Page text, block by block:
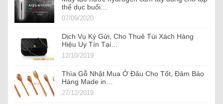
thể dục buổi…
07/09/2020
Dịch Vụ Ký Gửi, Cho Thuê Túi Xách Hàng
Hiệu Uy Tín Tại…
12/10/2019
Thìa Gỗ Nhật Mua Ở Đâu Cho Tốt, Đảm Bảo
Hàng Made in…
27/12/2019